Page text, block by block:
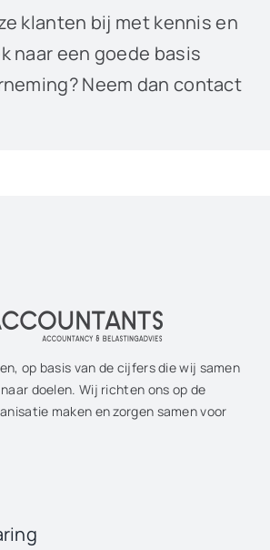
klanten bij met kennis en
naar een goede basis
Neem dan contact
op basis van de cijfers die wij samen
doelen. Wij richten ons op de
maken en zorgen samen voor